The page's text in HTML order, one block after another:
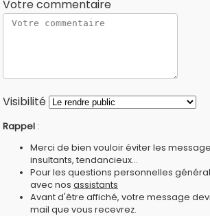
Votre commentaire
Visibilité
Rappel :
Merci de bien vouloir éviter les
insultants, tendancieux...
Pour les questions personnelles
avec nos assistants
Avant d'être affiché, votre message
mail que vous recevrez.